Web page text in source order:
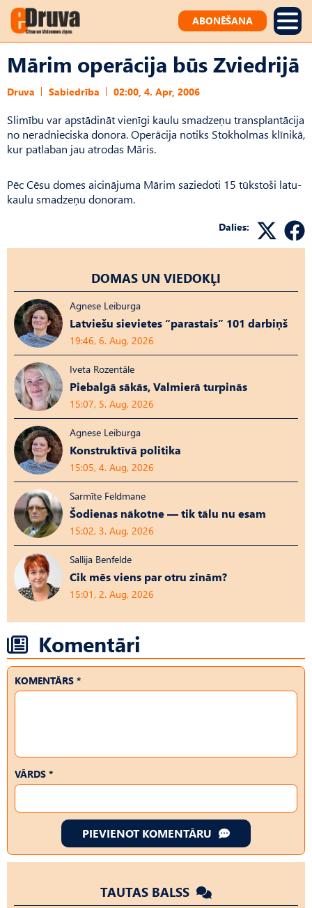
ABONĒŠANA
Mārim operācija būs Zviedrijā
Druva Sabiedrība 02:00, 4. Apr, 2006
Slimību var apstādināt vienīgi kaulu smadzeņu transplantācija
no neradnieciska donora. Operācija notiks Stokholmas klīnikā,
kur patlaban jau atrodas Māris.
Pēc Cēsu domes aicinājuma Mārim saziedoti 15 tūkstoši latu-
kaulu smadzeņu donoram.
Dalies:
DOMAS UN VIEDOKĻI
Agnese Leiburga
Latviešu sievietes “parastais” 101 darbiņš
19:46, 6. Aug, 2026
Iveta Rozentāle
Piebalgā sākās, Valmierā turpinās
15:07, 5. Aug, 2026
Agnese Leiburga
Konstruktīvā politika
15:05, 4. Aug, 2026
Sarmīte Feldmane
Šodienas nākotne — tik tālu nu esam
15:02, 3. Aug, 2026
Sallija Benfelde
Cik mēs viens par otru zinām?
15:01, 2. Aug, 2026
Komentāri
KOMENTĀRS *
VĀRDS *
PIEVIENOT KOMENTĀRU
TAUTAS BALSS